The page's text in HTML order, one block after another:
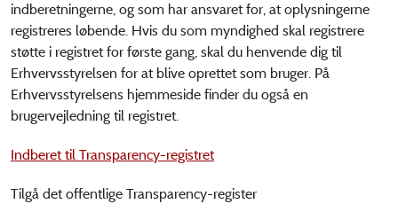
indberetningerne, og som har ansvaret for, at oplysningerne
registreres løbende. Hvis du som myndighed skal registrere
støtte i registret for første gang, skal du henvende dig til
Erhvervsstyrelsen for at blive oprettet som bruger. På
Erhvervsstyrelsens hjemmeside finder du også en
brugervejledning til registret.
Indberet til Transparency-registret
Tilgå det offentlige Transparency-register